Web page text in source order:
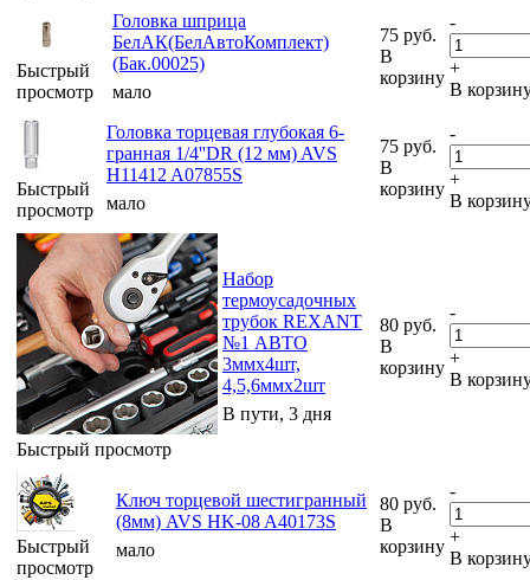
Быстрый
просмотр
Головка шприца
БелАК(БелАвтоКомплект)
(Бак.00025)
мало
75 руб.
В
корзину
-
+
В
Быстрый
просмотр
Головка торцевая глубокая 6-
гранная 1/4''DR (12 мм) AVS
H11412 A07855S
мало
75 руб.
В
корзину
-
+
В
Быстрый просмотр
Набор
термоусадочных
трубок REXANT
№1 АВТО
3ммх4шт,
4,5,6ммх2шт
В пути, 3 дня
80 руб.
В
корзину
-
+
В
Быстрый
просмотр
Ключ торцевой шестигранный
(8мм) AVS HK-08 A40173S
мало
80 руб.
В
корзину
-
+
В